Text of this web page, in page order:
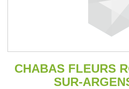
CHABAS FLEURS
SUR-